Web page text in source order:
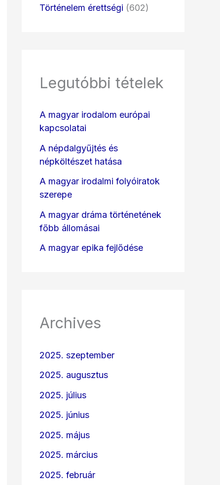
Történelem érettségi (602)
Legutóbbi tételek
A magyar irodalom európai
kapcsolatai
A népdalgyűjtés és
népköltészet hatása
A magyar irodalmi folyóiratok
szerepe
A magyar dráma történetének
főbb állomásai
A magyar epika fejlődése
Archives
2025. szeptember
2025. augusztus
2025. július
2025. június
2025. május
2025. március
2025. február